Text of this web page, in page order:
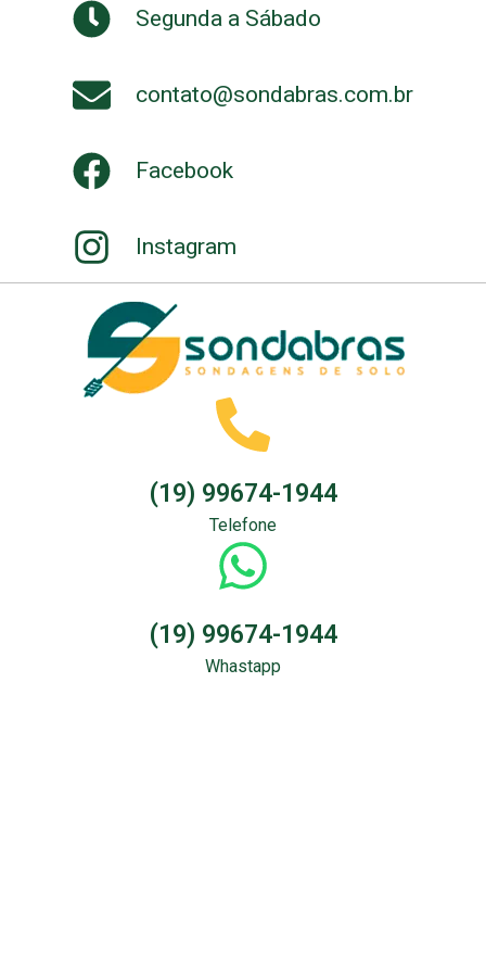
Segunda a Sábado
contato@sondabras.com.br
Facebook
Instagram
(19) 99674-1944
Telefone
(19) 99674-1944
Whastapp